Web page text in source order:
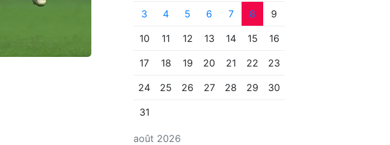
août 2026
3 4 5 6 7 8 9
10 11 12 13 14 15 16
17 18 19 20 21 22 23
24 25 26 27 28 29 30
31